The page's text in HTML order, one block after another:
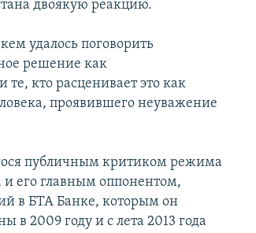
двоякую реакцию.
удалось поговорить
решение как
кто расценивает это как
проявившего неуважение
публичным критиком режима
и его главным оппонентом,
в БТА Банке, которым он
в 2009 году и с лета 2013 года